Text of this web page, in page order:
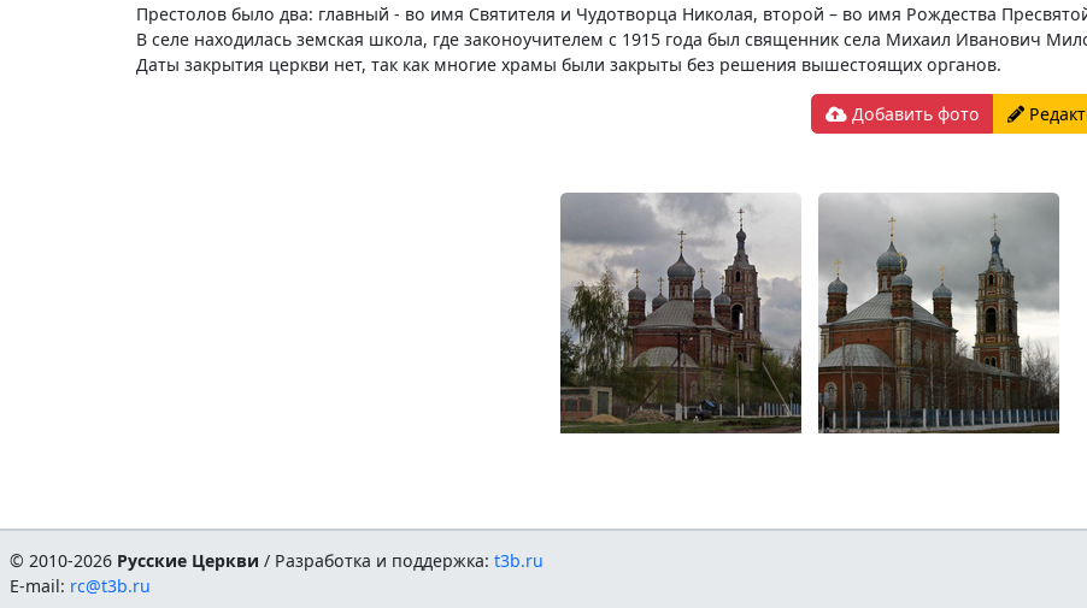
Престолов было два: главный - во имя Святителя и Чудотворца Николая, второй – во имя Рождества
В селе находилась земская школа, где законоучителем с 1915 года был священник села Михаил Иванович
Даты закрытия церкви нет, так как многие храмы были закрыты без решения вышестоящих органов.
Добавить фото
© 2010-2026 Русские Церкви / Разработка и поддержка:t3b.ru
E-mail: rc@t3b.ru